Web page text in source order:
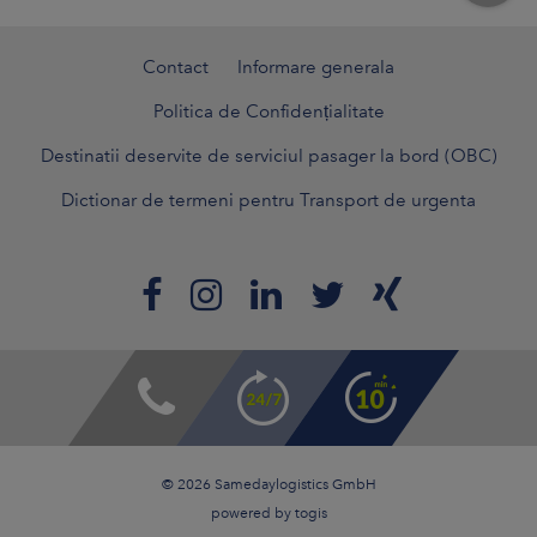
Contact Informare generala
Politica de Confidențialitate
Destinatii deservite de serviciul pasager la bord (OBC)
Dictionar de termeni pentru Transport de urgenta
© 2026 Samedaylogistics GmbH
powered by togis